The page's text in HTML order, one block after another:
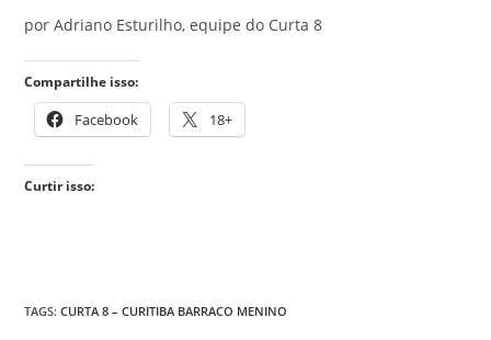
por Adriano Esturilho, equipe do Curta 8
Compartilhe isso:
Facebook 18+
Curtir isso:
TAGS:CURTA 8 – CURITIBA BARRACO MENINO